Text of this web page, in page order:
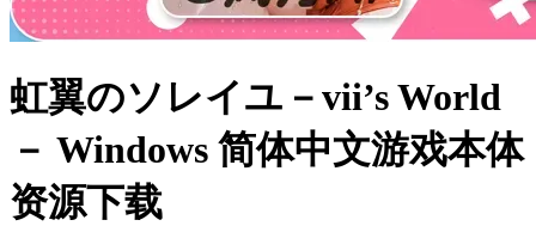
虹翼のソレイユ－vii’s World
－ Windows 简体中文游戏本体
资源下载